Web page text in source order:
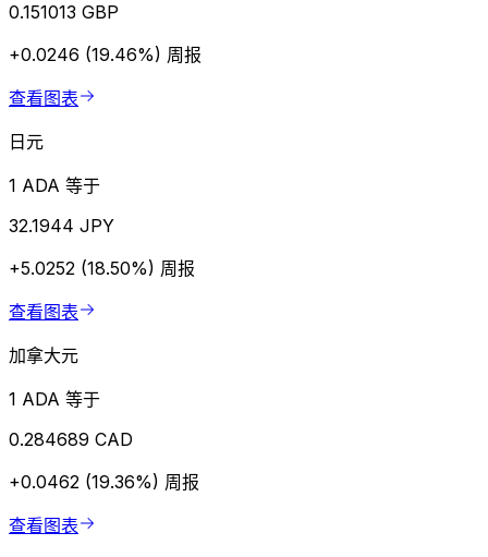
0.151013 GBP
+0.0246 (19.46%) 周报
查看图表
日元
1 ADA 等于
32.1944 JPY
+5.0252 (18.50%) 周报
查看图表
加拿大元
1 ADA 等于
0.284689 CAD
+0.0462 (19.36%) 周报
查看图表